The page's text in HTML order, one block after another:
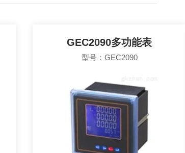
GEC2090多功能表
型号：GEC2090